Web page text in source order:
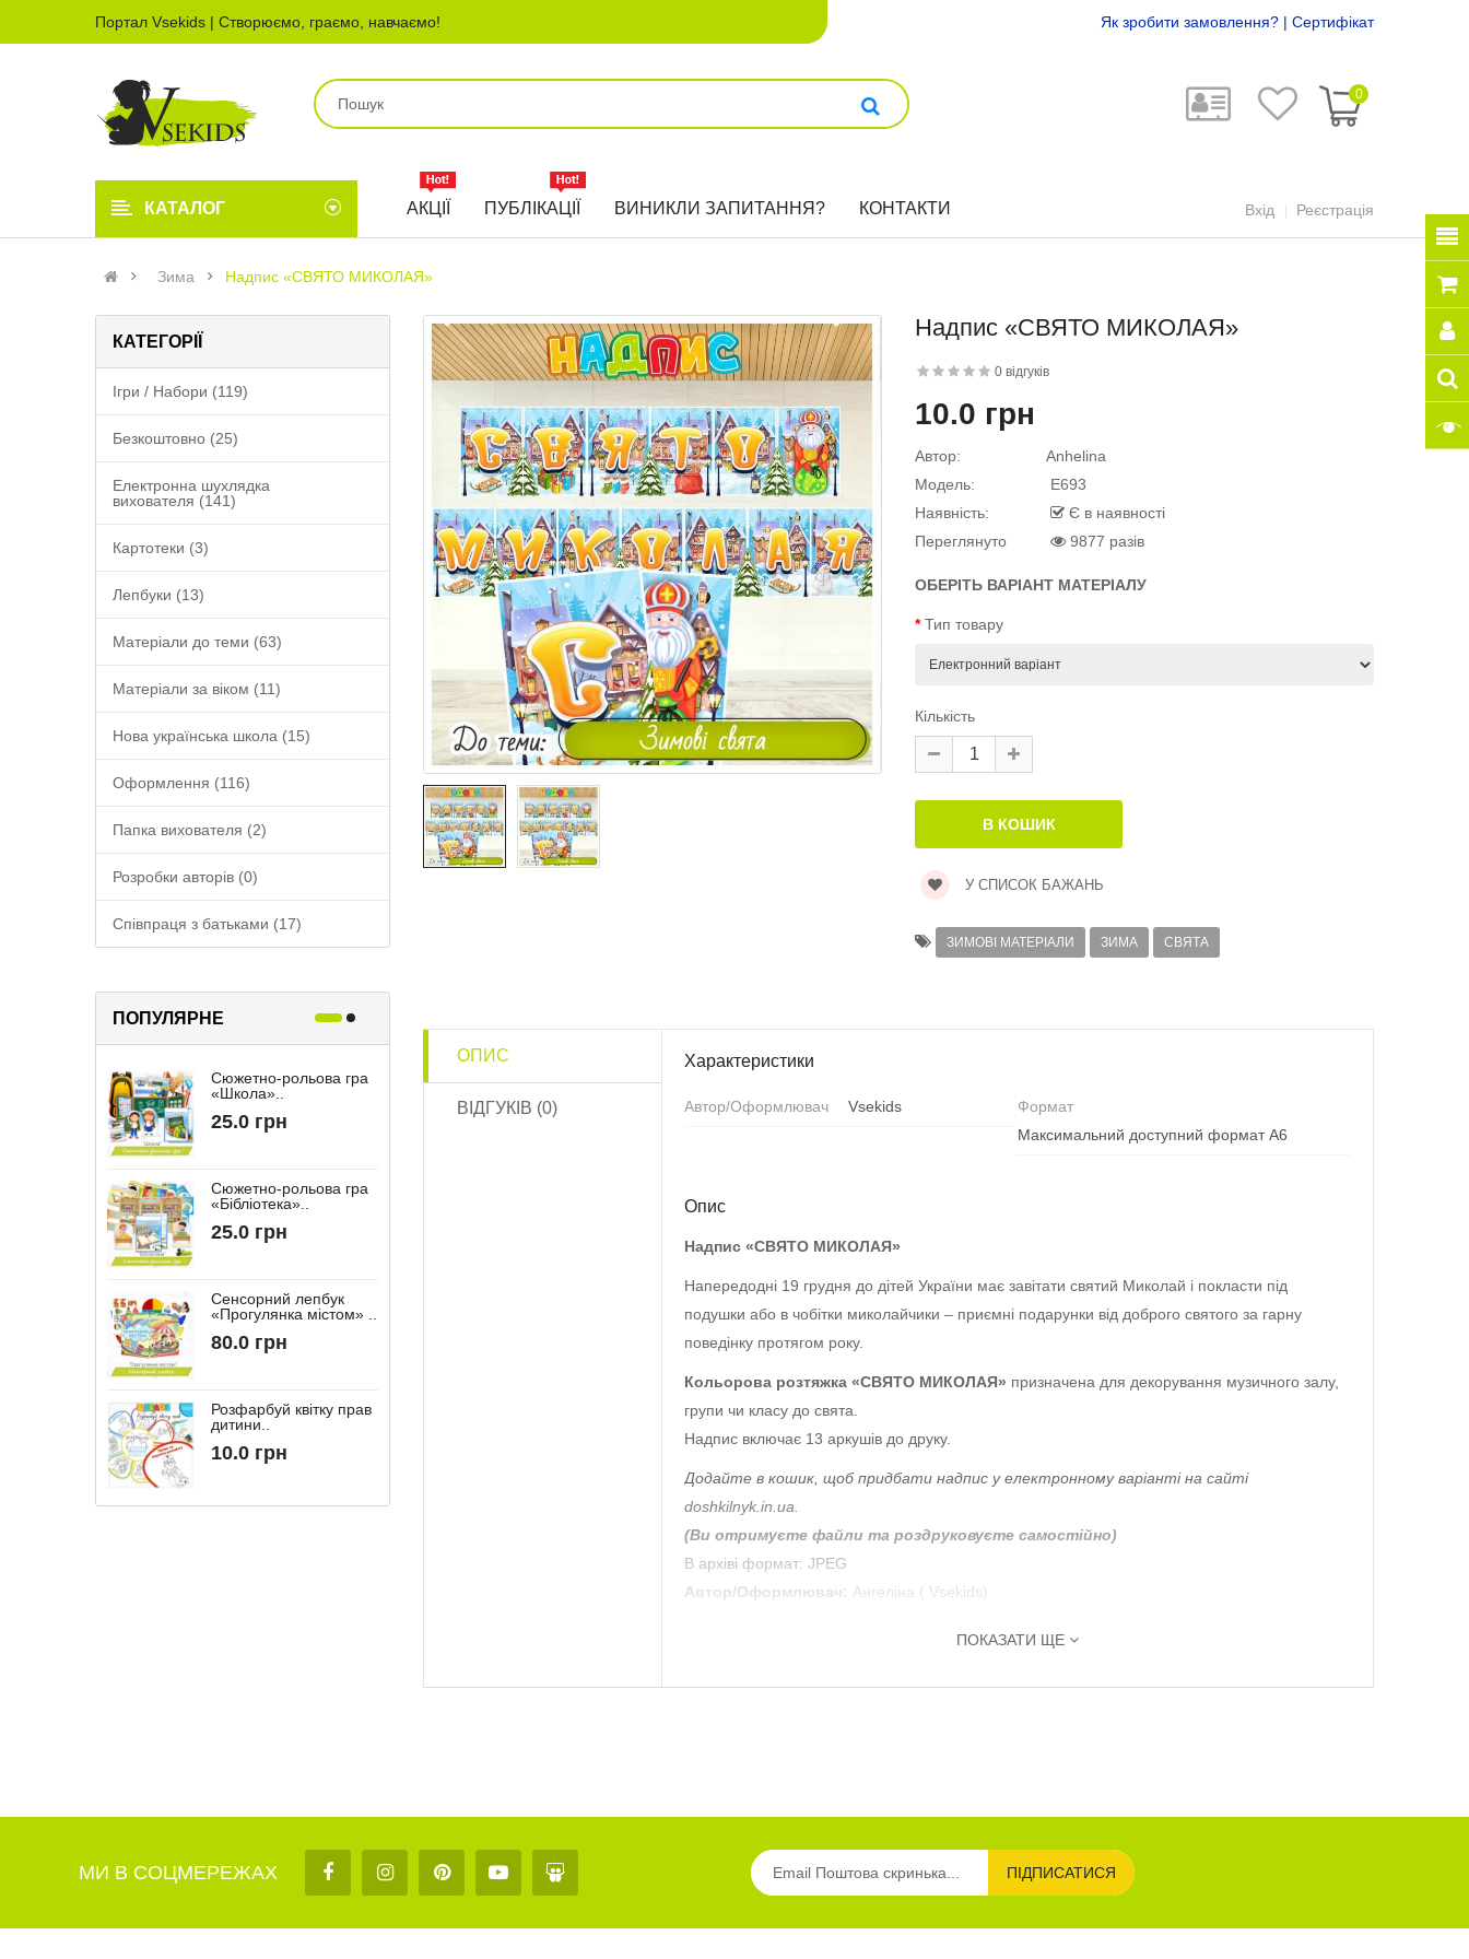
Портал Vsekids | Створюємо, граємо, навчаємо! Як зробити замовлення? | Сертифікат
0
КАТАЛОГ АКЦІЇ ПУБЛІКАЦІЇ ВИНИКЛИ ЗАПИТАННЯ? КОНТАКТИ Вхід Реєстрація
Зима Надпис «СВЯТО МИКОЛАЯ»
КАТЕГОРІЇ
Ігри / Набори (119)
Безкоштовно (25)
Електронна шухлядка
вихователя (141)
Картотеки (3)
Лепбуки (13)
Матеріали до теми (63)
Матеріали за віком (11)
Нова українська школа (15)
Оформлення (116)
Папка вихователя (2)
Розробки авторів (0)
Співпраця з батьками (17)
ПОПУЛЯРНЕ
Сюжетно-рольова гра
«Школа»..
25.0 грн
Сюжетно-рольова гра
«Бібліотека»..
25.0 грн
Сенсорний лепбук
«Прогулянка містом» ..
80.0 грн
Розфарбуй квітку прав
дитини..
10.0 грн
10.0 грн
Надпис «СВЯТО МИКОЛАЯ»
0 відгуків
10.0 грн
Автор:
Anhelina
Модель:
E693
Наявність:
Є в наявності
Переглянуто
9877 разів
ОБЕРІТЬ ВАРІАНТ МАТЕРІАЛУ
Тип товару
Кількість
У СПИСОК БАЖАНЬ
ЗИМОВІ МАТЕРІАЛИ ЗИМА СВЯТА
ОПИС
ВІДГУКІВ (0)
Характеристики
Автор/Оформлювач Vsekids
Формат
Максимальний доступний формат А6
Опис
Надпис «СВЯТО МИКОЛАЯ»
Напередодні 19 грудня до дітей України має завітати святий Миколай і покласти під
подушки або в чобітки миколайчики – приємні подарунки від доброго святого за гарну
поведінку протягом року.
Кольорова розтяжка «СВЯТО МИКОЛАЯ» призначена для декорування музичного залу,
групи чи класу до свята.
Надпис включає 13 аркушів до друку.
Додайте в кошик, щоб придбати надпис у електронному варіанті на сайті
doshkilnyk.in.ua.
(Ви отримуєте файли та роздруковуєте самостійно)
В архіві формат: JPEG
Автор/Оформлювач: Ангеліна ( Vsekids)
ПОКАЗАТИ ЩЕ
МИ В СОЦМЕРЕЖАХ ПІДПИСАТИСЯ